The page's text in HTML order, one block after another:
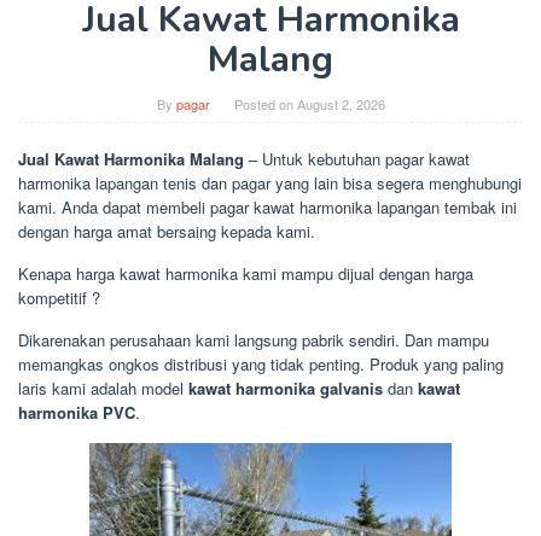
Jual Kawat Harmonika
Malang
By pagar Posted onAugust 2, 2026
Jual Kawat Harmonika Malang – Untuk kebutuhan pagar kawat
harmonika lapangan tenis dan pagar yang lain bisa segera menghubungi
kami. Anda dapat membeli pagar kawat harmonika lapangan tembak ini
dengan harga amat bersaing kepada kami.
Kenapa harga kawat harmonika kami mampu dijual dengan harga
kompetitif ?
Dikarenakan perusahaan kami langsung pabrik sendiri. Dan mampu
memangkas ongkos distribusi yang tidak penting. Produk yang paling
laris kami adalah model kawat harmonika galvanis dan kawat
harmonika PVC.